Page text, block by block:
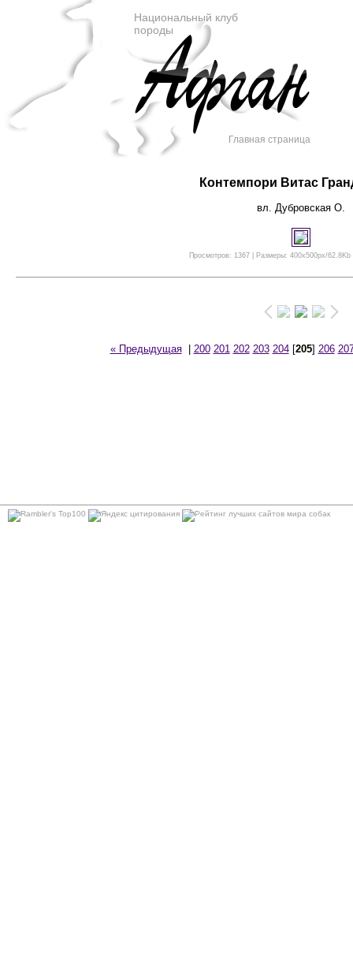
Национальный клуб
породы
Главная страница
Контемпори Витас
вл. Дубровская О.
Просмотров: 1367 | Размеры: 400x500px/62.8Kb
« Предыдущая| 200 201 202 203 204[205] 206